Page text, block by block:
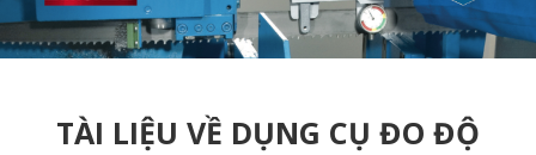
TÀI LIỆU VỀ DỤNG CỤ ĐO ĐỘ